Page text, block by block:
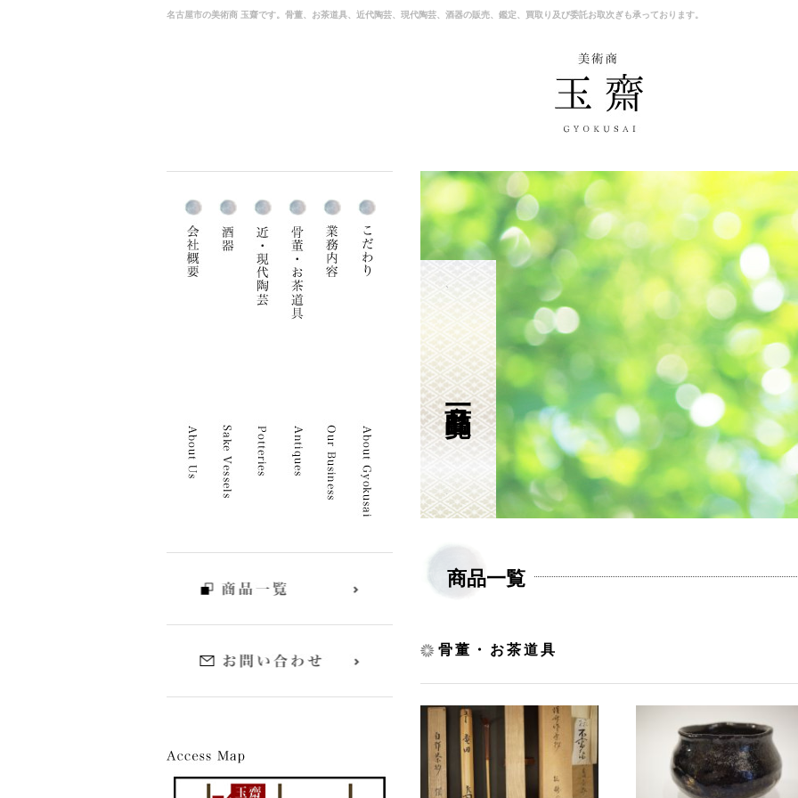
名古屋市の美術商 玉齋です。骨董、お茶道具、近代陶芸、現代陶芸、酒器の販売、鑑定、買取り及び委託お取次ぎも承っております。
商品一覧
商品一覧
骨董・お茶道具